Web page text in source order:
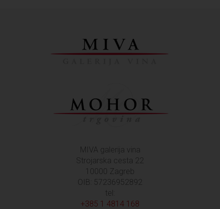
MIVA galerija vina
Strojarska cesta 22
10000 Zagreb
OIB: 57236952892
tel:
+385 1 4814 168